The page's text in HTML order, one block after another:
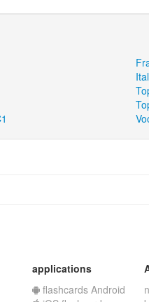
applications
flashcards Android